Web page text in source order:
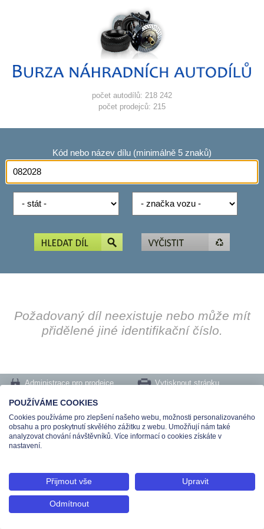
počet autodílů: 218 242
počet prodejců: 215
Kód nebo název dílu (minimálně 5 znaků)
Požadovaný díl neexistuje nebo může mít
přidělené jiné identifikační číslo.
Administrace pro prodejce
Vytisknout stránku
Nastavení cookies
Tel.: +420 491 519 500 | E-mail: helpdesk@teas.cz | Provozovna: tř. T.Bati 299,
763 02 Zlín
© 2026 Teas spol. s r. o., Platnéřská 88/9, 110 00 Praha 1 - Staré Město, IČO:
48906565, DIČ: CZ699008048, Zapsána v OR vedeném u Městského soudu v
POUŽÍVÁME COOKIES
Cookies používáme pro zlepšení našeho webu, možnosti personalizovaného
obsahu a pro poskytnutí skvělého zážitku z webu. Umožňují nám také
analyzovat chování návštěvníků. Více informací o cookies získáte v
nastavení.
Přijmout vše Upravit
Odmítnout